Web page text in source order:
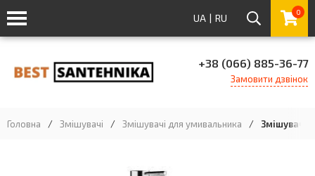
UA | RU 0
+38 (066) 885-36-77
Замовити дзвінок
Головна / Змішувачі / Змішувачі для умивальника / Змішувач